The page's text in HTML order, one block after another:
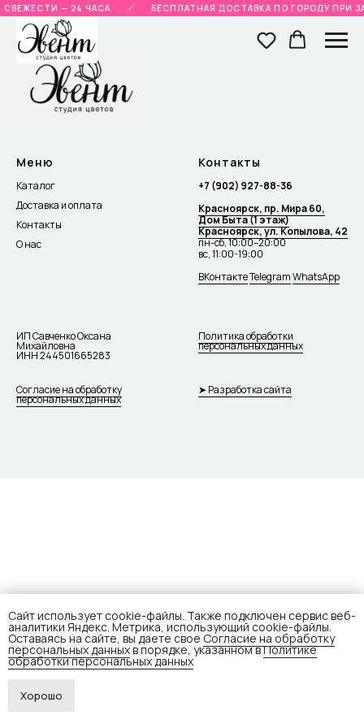
СВЕЖЕСТИ — 24 ЧАСА БЕСПЛАТНАЯ ДОСТАВКА ПО ГОРОДУ ПРИ
Сайт использует cookie-файлы. Также подключен сервис веб-
аналитики Яндекс. Метрика, использующий cookie-файлы.
Оставаясь на сайте, вы даете свое Согласие на обработку
персональных данныхв порядке, указанном вПолитике
обработки персональных данных
Хорошо
Меню
Каталог
Доставка и оплата
Контакты
О нас
Контакты
+7 (902) 927-88-36
Красноярск, пр. Мира 60,
Дом Быта (1 этаж)
Красноярск, ул. Копылова, 42
пн-сб, 10:00–20:00
вс, 11:00-19:00
ВКонтактеTelegramWhatsApp
ИП Савченко Оксана
Михайловна
ИНН 244501665283
Политика обработки
персональных данных
Согласие на обработку
персональных данных
➤ Разработка сайта